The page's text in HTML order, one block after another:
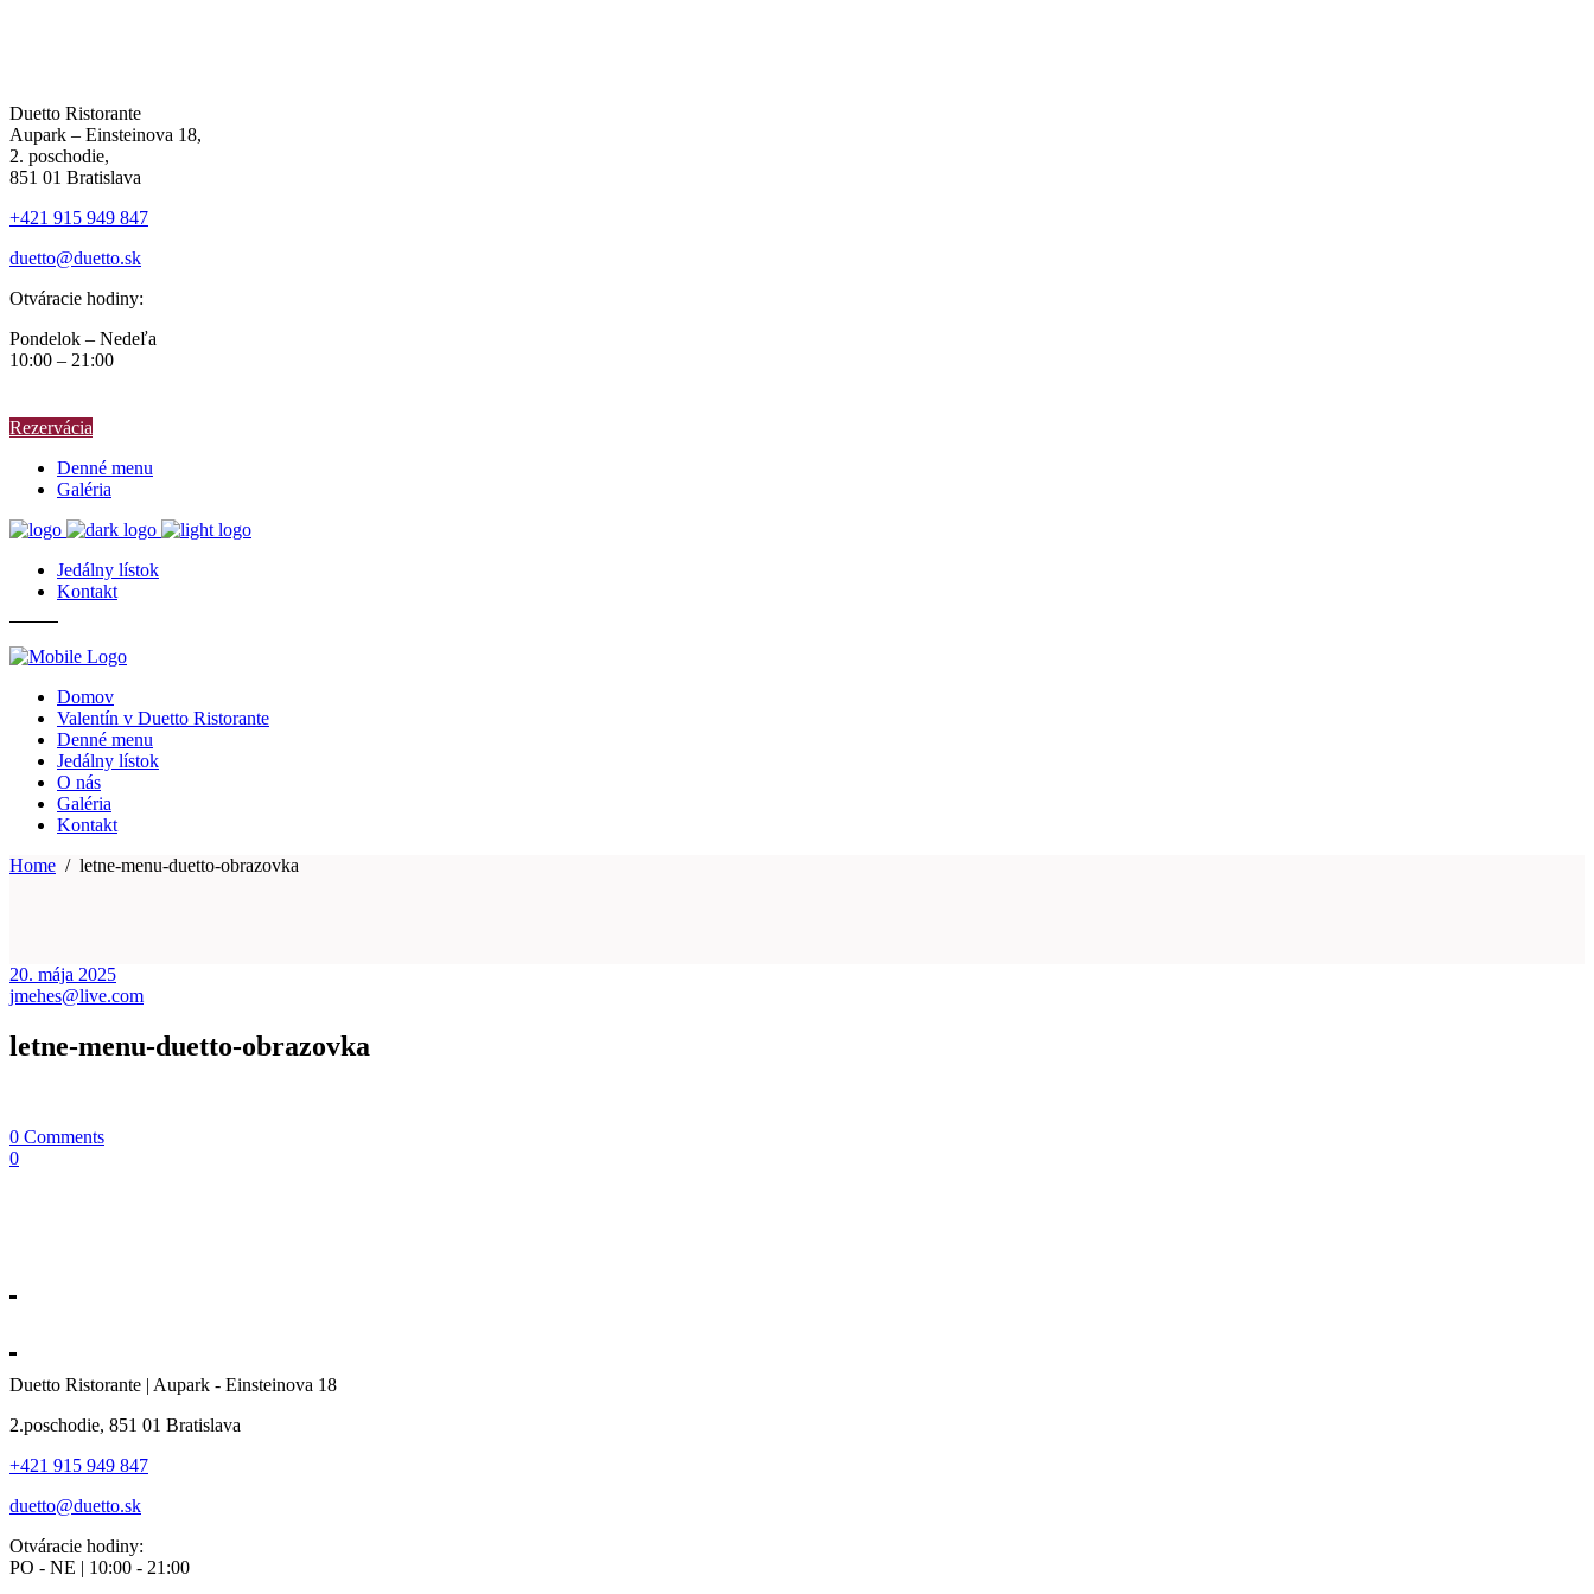
Duetto Ristorante
Aupark – Einsteinova 18,
2. poschodie,
851 01 Bratislava
+421 915 949 847
duetto@duetto.sk
Otváracie hodiny:
Pondelok – Nedeľa
10:00 – 21:00
Rezervácia
Denné menu
Galéria
Jedálny lístok
Kontakt
Domov
Valentín v Duetto Ristorante
Denné menu
Jedálny lístok
O nás
Galéria
Kontakt
Home / letne-menu-duetto-obrazovka
20. mája 2025
jmehes@live.com
letne-menu-duetto-obrazovka
0 Comments
0
Duetto Ristorante | Aupark - Einsteinova 18
2.poschodie, 851 01 Bratislava
+421 915 949 847
duetto@duetto.sk
Otváracie hodiny:
PO - NE | 10:00 - 21:00